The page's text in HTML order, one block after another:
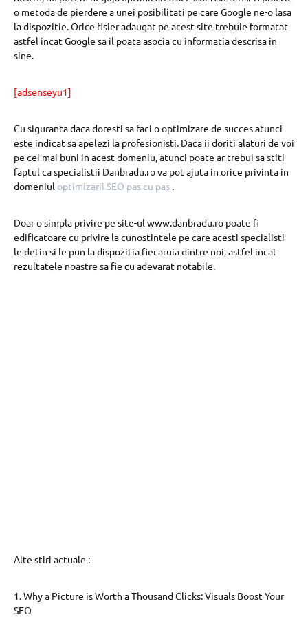
o metoda de pierdere a unei posibilitati pe care Google ne-o lasa
la dispozitie. Orice fisier adaugat pe acest site trebuie formatat
astfel incat Google sa il poata asocia cu informatia descrisa in
sine.
[adsenseyu1]
Cu siguranta daca doresti sa faci o optimizare de succes atunci
este indicat sa apelezi la profesionisti. Daca ii doriti alaturi de voi
pe cei mai buni in acest domeniu, atunci poate ar trebui sa stiti
faptul ca specialistii Danbradu.ro va pot ajuta in orice privinta in
domeniul optimizarii SEO pas cu pas .
Doar o simpla privire pe site-ul www.danbradu.ro poate fi
edificatoare cu privire la cunostintele pe care acesti specialisti
le detin si le pun la dispozitia fiecaruia dintre noi, astfel incat
rezultatele noastre sa fie cu adevarat notabile.
Alte stiri actuale :
1. Why a Picture is Worth a Thousand Clicks: Visuals Boost Your
SEO